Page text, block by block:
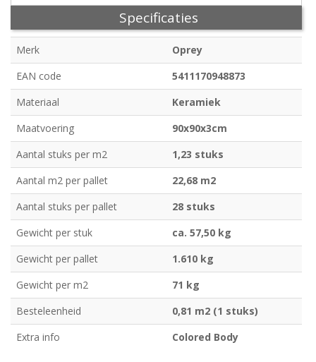
Specificaties
Merk
Oprey
EAN code
5411170948873
Materiaal
Keramiek
Maatvoering
90x90x3cm
Aantal stuks per m2
1,23 stuks
Aantal m2 per pallet
22,68 m2
Aantal stuks per pallet
28 stuks
Gewicht per stuk
ca. 57,50 kg
Gewicht per pallet
1.610 kg
Gewicht per m2
71 kg
Besteleenheid
0,81 m2 (1 stuks)
Extra info
Colored Body